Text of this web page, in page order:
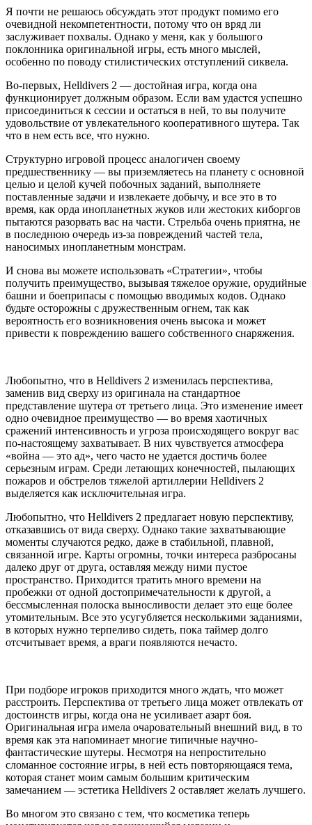
Я почти не решаюсь обсуждать этот продукт помимо его
очевидной некомпетентности, потому что он вряд ли
заслуживает похвалы. Однако у меня, как у большого
поклонника оригинальной игры, есть много мыслей,
особенно по поводу стилистических отступлений сиквела.
Во-первых, Helldivers 2 — достойная игра, когда она
функционирует должным образом. Если вам удастся успешно
присоединиться к сессии и остаться в ней, то вы получите
удовольствие от увлекательного кооперативного шутера. Так
что в нем есть все, что нужно.
Структурно игровой процесс аналогичен своему
предшественнику — вы приземляетесь на планету с основной
целью и целой кучей побочных заданий, выполняете
поставленные задачи и извлекаете добычу, и все это в то
время, как орда инопланетных жуков или жестоких киборгов
пытаются разорвать вас на части. Стрельба очень приятна, не
в последнюю очередь из-за повреждений частей тела,
наносимых инопланетным монстрам.
И снова вы можете использовать «Стратегии», чтобы
получить преимущество, вызывая тяжелое оружие, орудийные
башни и боеприпасы с помощью вводимых кодов. Однако
будьте осторожны с дружественным огнем, так как
вероятность его возникновения очень высока и может
привести к повреждению вашего собственного снаряжения.
Любопытно, что в Helldivers 2 изменилась перспектива,
заменив вид сверху из оригинала на стандартное
представление шутера от третьего лица. Это изменение имеет
одно очевидное преимущество — во время хаотичных
сражений интенсивность и угроза происходящего вокруг вас
по-настоящему захватывает. В них чувствуется атмосфера
«война — это ад», чего часто не удается достичь более
серьезным играм. Среди летающих конечностей, пылающих
пожаров и обстрелов тяжелой артиллерии Helldivers 2
выделяется как исключительная игра.
Любопытно, что Helldivers 2 предлагает новую перспективу,
отказавшись от вида сверху. Однако такие захватывающие
моменты случаются редко, даже в стабильной, плавной,
связанной игре. Карты огромны, точки интереса разбросаны
далеко друг от друга, оставляя между ними пустое
пространство. Приходится тратить много времени на
пробежки от одной достопримечательности к другой, а
бессмысленная полоска выносливости делает это еще более
утомительным. Все это усугубляется несколькими заданиями,
в которых нужно терпеливо сидеть, пока таймер долго
отсчитывает время, а враги появляются нечасто.
При подборе игроков приходится много ждать, что может
расстроить. Перспектива от третьего лица может отвлекать от
достоинств игры, когда она не усиливает азарт боя.
Оригинальная игра имела очаровательный внешний вид, в то
время как эта напоминает многие типичные научно-
фантастические шутеры. Несмотря на непростительно
сломанное состояние игры, в ней есть повторяющаяся тема,
которая станет моим самым большим критическим
замечанием — эстетика Helldivers 2 оставляет желать лучшего.
Во многом это связано с тем, что косметика теперь